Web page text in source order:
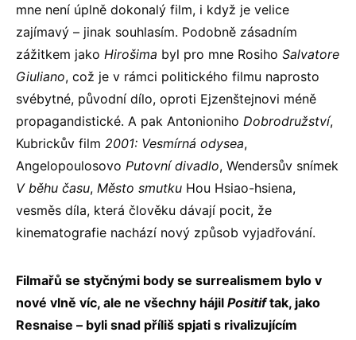
mne není úplně dokonalý film, i když je velice
zajímavý – jinak souhlasím. Podobně zásadním
zážitkem jako Hirošima byl pro mne Rosiho Salvatore
Giuliano, což je v rámci politického filmu naprosto
svébytné, původní dílo, oproti Ejzenštejnovi méně
propagandistické. A pak Antonioniho Dobrodružství,
Kubrickův film 2001: Vesmírná odysea,
Angelopoulosovo Putovní divadlo, Wendersův snímek
V běhu času, Město smutku Hou Hsiao-hsiena,
vesměs díla, která člověku dávají pocit, že
kinematografie nachází nový způsob vyjadřování.
Filmařů se styčnými body se surrealismem bylo v
nové vlně víc, ale ne všechny hájil Positiftak, jako
Resnaise – byli snad příliš spjati s rivalizujícím